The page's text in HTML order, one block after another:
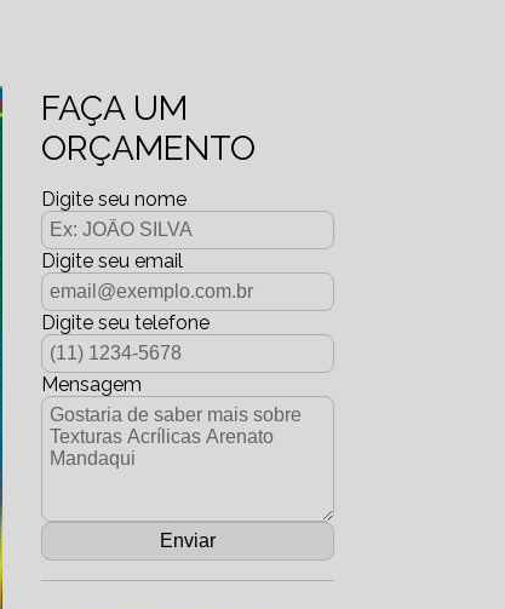
FAÇA UM
ORÇAMENTO
Digite seu nome
Digite seu email
Digite seu telefone
Mensagem